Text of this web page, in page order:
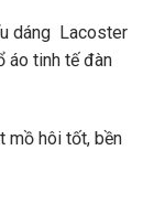
dáng Lacoster
áo tinh tế đàn
mồ hôi tốt, bền